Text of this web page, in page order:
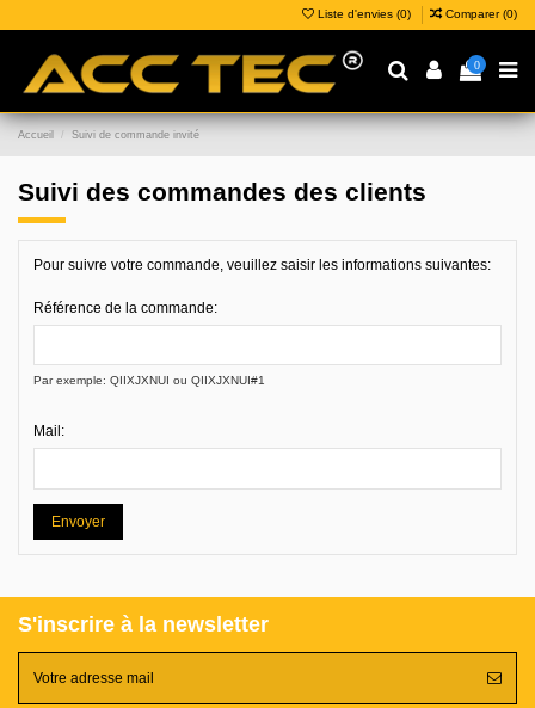
Liste d'envies (0) Comparer (0)
0
Accueil Suivi de commande invité
Suivi des commandes des clients
Pour suivre votre commande, veuillez saisir les informations suivantes:
Référence de la commande:
Par exemple: QIIXJXNUI ou QIIXJXNUI#1
Mail:
Envoyer
S'inscrire à la newsletter